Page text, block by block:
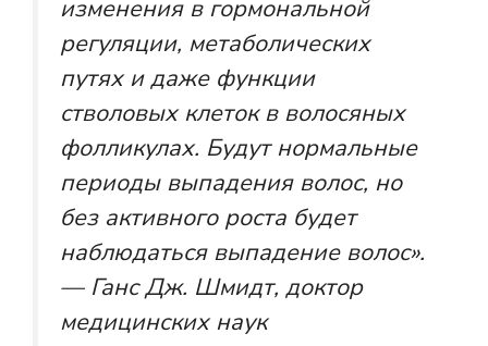
изменения в гормональной
регуляции, метаболических
путях и даже функции
стволовых клеток в волосяных
фолликулах. Будут нормальные
периоды выпадения волос, но
без активного роста будет
наблюдаться выпадение волос».
— Ганс Дж. Шмидт, доктор
медицинских наук